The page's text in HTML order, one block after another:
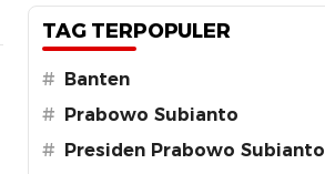
TAG TERPOPULER
# Banten
# Prabowo Subianto
# Presiden Prabowo Subianto